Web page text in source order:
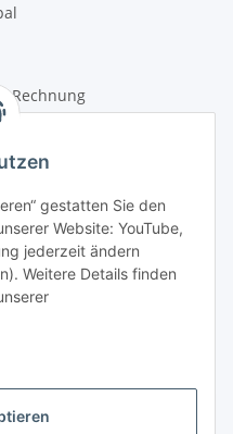
gestatten Sie den
Website: YouTube,
jederzeit ändern
Weitere Details finden
Rechnung